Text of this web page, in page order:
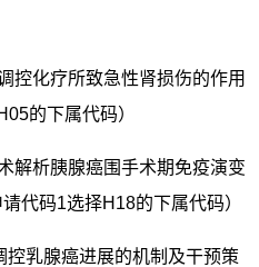
控化疗所致急性肾损伤的作用
的下属代码）
解析胰腺癌围手术期免疫演变
代码1选择H18的下属代码）
控乳腺癌进展的机制及干预策